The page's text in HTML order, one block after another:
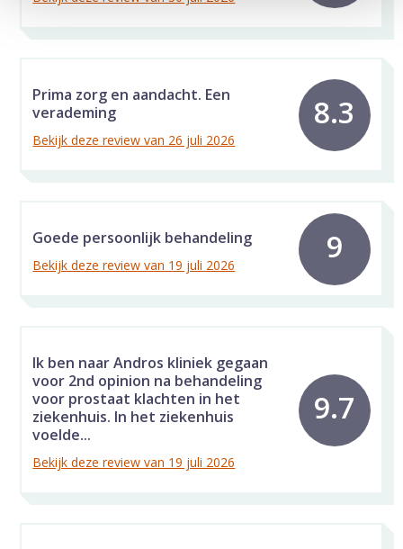
Prima zorg en aandacht. Een
verademing
Bekijk deze review van 26 juli 2026
8.3
Goede persoonlijk behandeling
Bekijk deze review van 19 juli 2026 9
Ik ben naar Andros kliniek gegaan
voor 2nd opinion na behandeling
voor prostaat klachten in het
ziekenhuis. In het ziekenhuis
voelde...
Bekijk deze review van 19 juli 2026
9.7